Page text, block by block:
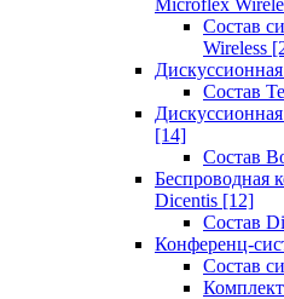
Microflex
Состав
Wireless
Состав
[14]
Состав
Беспроводная
Dicentis [12]
Состав
Конференц-
Состав